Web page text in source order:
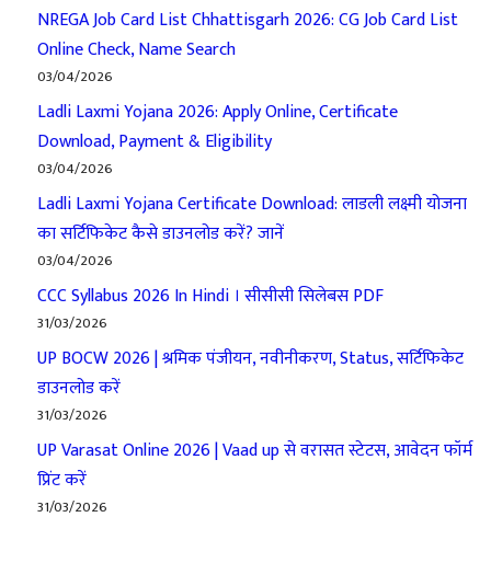
NREGA Job Card List Chhattisgarh 2026: CG Job Card List
Online Check, Name Search
03/04/2026
Ladli Laxmi Yojana 2026: Apply Online, Certificate
Download, Payment & Eligibility
03/04/2026
Ladli Laxmi Yojana Certificate Download: लाडली लक्ष्मी योजना
का सर्टिफिकेट कैसे डाउनलोड करें? जानें
03/04/2026
CCC Syllabus 2026 In Hindi । सीसीसी सिलेबस PDF
31/03/2026
UP BOCW 2026 | श्रमिक पंजीयन, नवीनीकरण, Status, सर्टिफिकेट
डाउनलोड करें
31/03/2026
UP Varasat Online 2026 | Vaad up से वरासत स्टेटस, आवेदन फॉर्म
प्रिंट करें
31/03/2026